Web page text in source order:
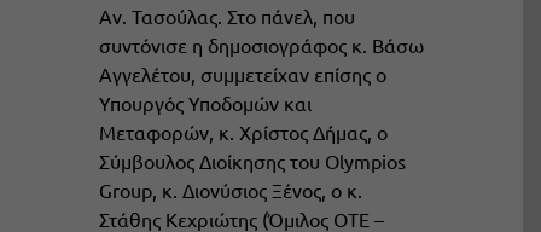
Αν. Τασούλας. Στο πάνελ, που
συντόνισε η δημοσιογράφος κ. Βάσω
Αγγελέτου, συμμετείχαν επίσης ο
Υπουργός Υποδομών και
Μεταφορών, κ. Χρίστος Δήμας, ο
Σύμβουλος Διοίκησης του Olympios
Group, κ. Διονύσιος Ξένος, ο κ.
Στάθης Κεχριώτης (Όμιλος ΟΤΕ –